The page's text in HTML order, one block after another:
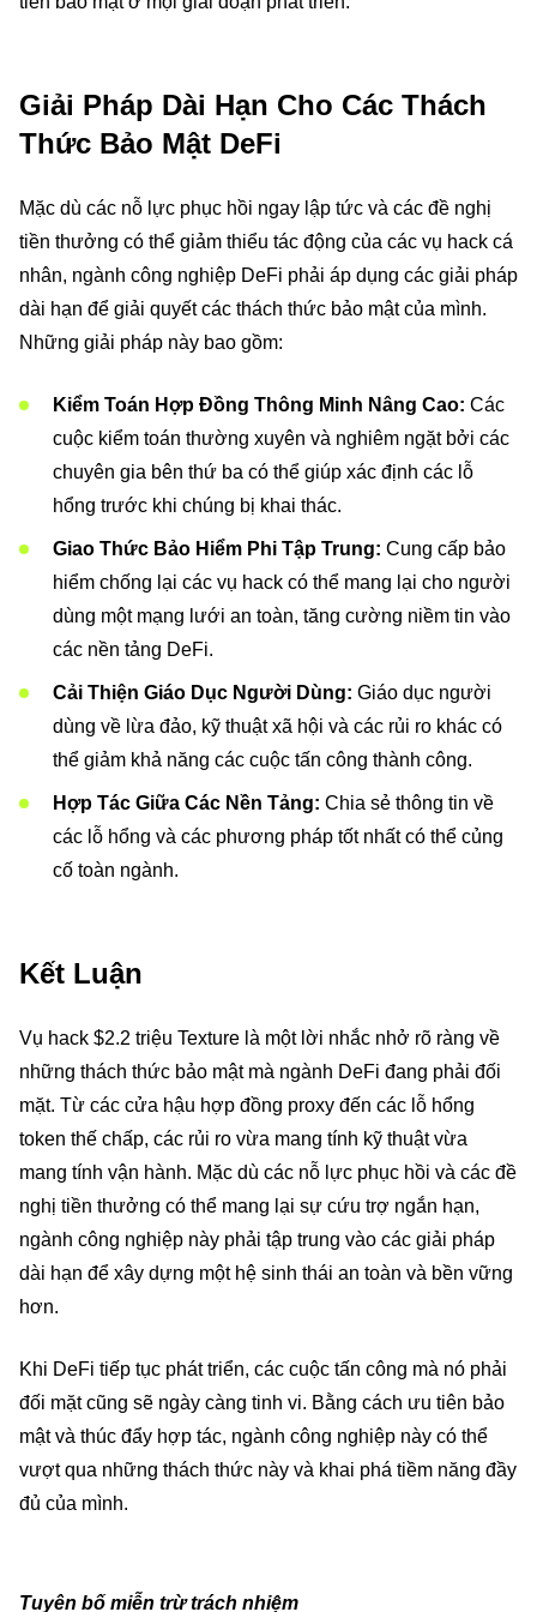
Giải Pháp Dài Hạn Cho Các Thách
Thức Bảo Mật DeFi
Mặc dù các nỗ lực phục hồi ngay lập tức và các đề nghị
tiền thưởng có thể giảm thiểu tác động của các vụ hack cá
nhân, ngành công nghiệp DeFi phải áp dụng các giải pháp
dài hạn để giải quyết các thách thức bảo mật của mình.
Những giải pháp này bao gồm:
Kiểm Toán Hợp Đồng Thông Minh Nâng Cao: Các
cuộc kiểm toán thường xuyên và nghiêm ngặt bởi các
chuyên gia bên thứ ba có thể giúp xác định các lỗ
hổng trước khi chúng bị khai thác.
Giao Thức Bảo Hiểm Phi Tập Trung: Cung cấp bảo
hiểm chống lại các vụ hack có thể mang lại cho người
dùng một mạng lưới an toàn, tăng cường niềm tin vào
các nền tảng DeFi.
Cải Thiện Giáo Dục Người Dùng: Giáo dục người
dùng về lừa đảo, kỹ thuật xã hội và các rủi ro khác có
thể giảm khả năng các cuộc tấn công thành công.
Hợp Tác Giữa Các Nền Tảng: Chia sẻ thông tin về
các lỗ hổng và các phương pháp tốt nhất có thể củng
cố toàn ngành.
Kết Luận
Vụ hack $2.2 triệu Texture là một lời nhắc nhở rõ ràng về
những thách thức bảo mật mà ngành DeFi đang phải đối
mặt. Từ các cửa hậu hợp đồng proxy đến các lỗ hổng
token thế chấp, các rủi ro vừa mang tính kỹ thuật vừa
mang tính vận hành. Mặc dù các nỗ lực phục hồi và các đề
nghị tiền thưởng có thể mang lại sự cứu trợ ngắn hạn,
ngành công nghiệp này phải tập trung vào các giải pháp
dài hạn để xây dựng một hệ sinh thái an toàn và bền vững
hơn.
Khi DeFi tiếp tục phát triển, các cuộc tấn công mà nó phải
đối mặt cũng sẽ ngày càng tinh vi. Bằng cách ưu tiên bảo
mật và thúc đẩy hợp tác, ngành công nghiệp này có thể
vượt qua những thách thức này và khai phá tiềm năng đầy
đủ của mình.
Tuyên bố miễn trừ trách nhiệm